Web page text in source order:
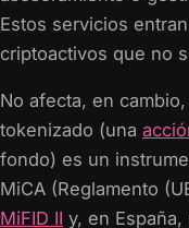
Estos servicios
criptoactivos que no
No afecta, en
tokenizado (una
fondo) es un
MiCA (Reglamento
MiFID II y, en España,